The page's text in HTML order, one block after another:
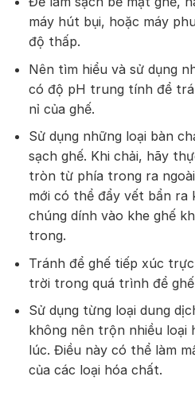
máy hút bụi, hoặc máy
độ thấp.
Nên tìm hiểu và sử dụng
có độ pH trung tính để
nỉ của ghế.
Sử dụng những loại bàn
sạch ghế. Khi chải, hãy
tròn từ phía trong ra
mới có thể đẩy vết bẩn ra
chúng dính vào khe ghế
trong.
Tránh để ghế tiếp xúc
trời trong quá trình để
Sử dụng từng loại dung
không nên trộn nhiều loại
lúc. Điều này có thể làm
của các loại hóa chất.